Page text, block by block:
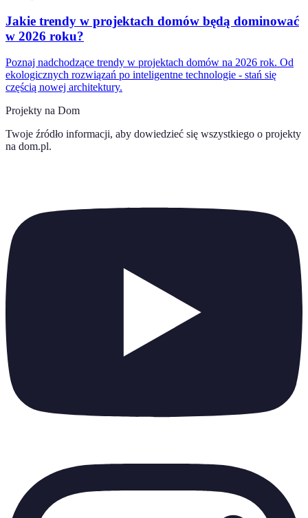
Jakie trendy w projektach domów będą dominować
w 2026 roku?
Poznaj nadchodzące trendy w projektach domów na 2026 rok. Od
ekologicznych rozwiązań po inteligentne technologie - stań się
częścią nowej architektury.
Projekty na Dom
Twoje źródło informacji, aby dowiedzieć się wszystkiego o projekty
na dom.pl.